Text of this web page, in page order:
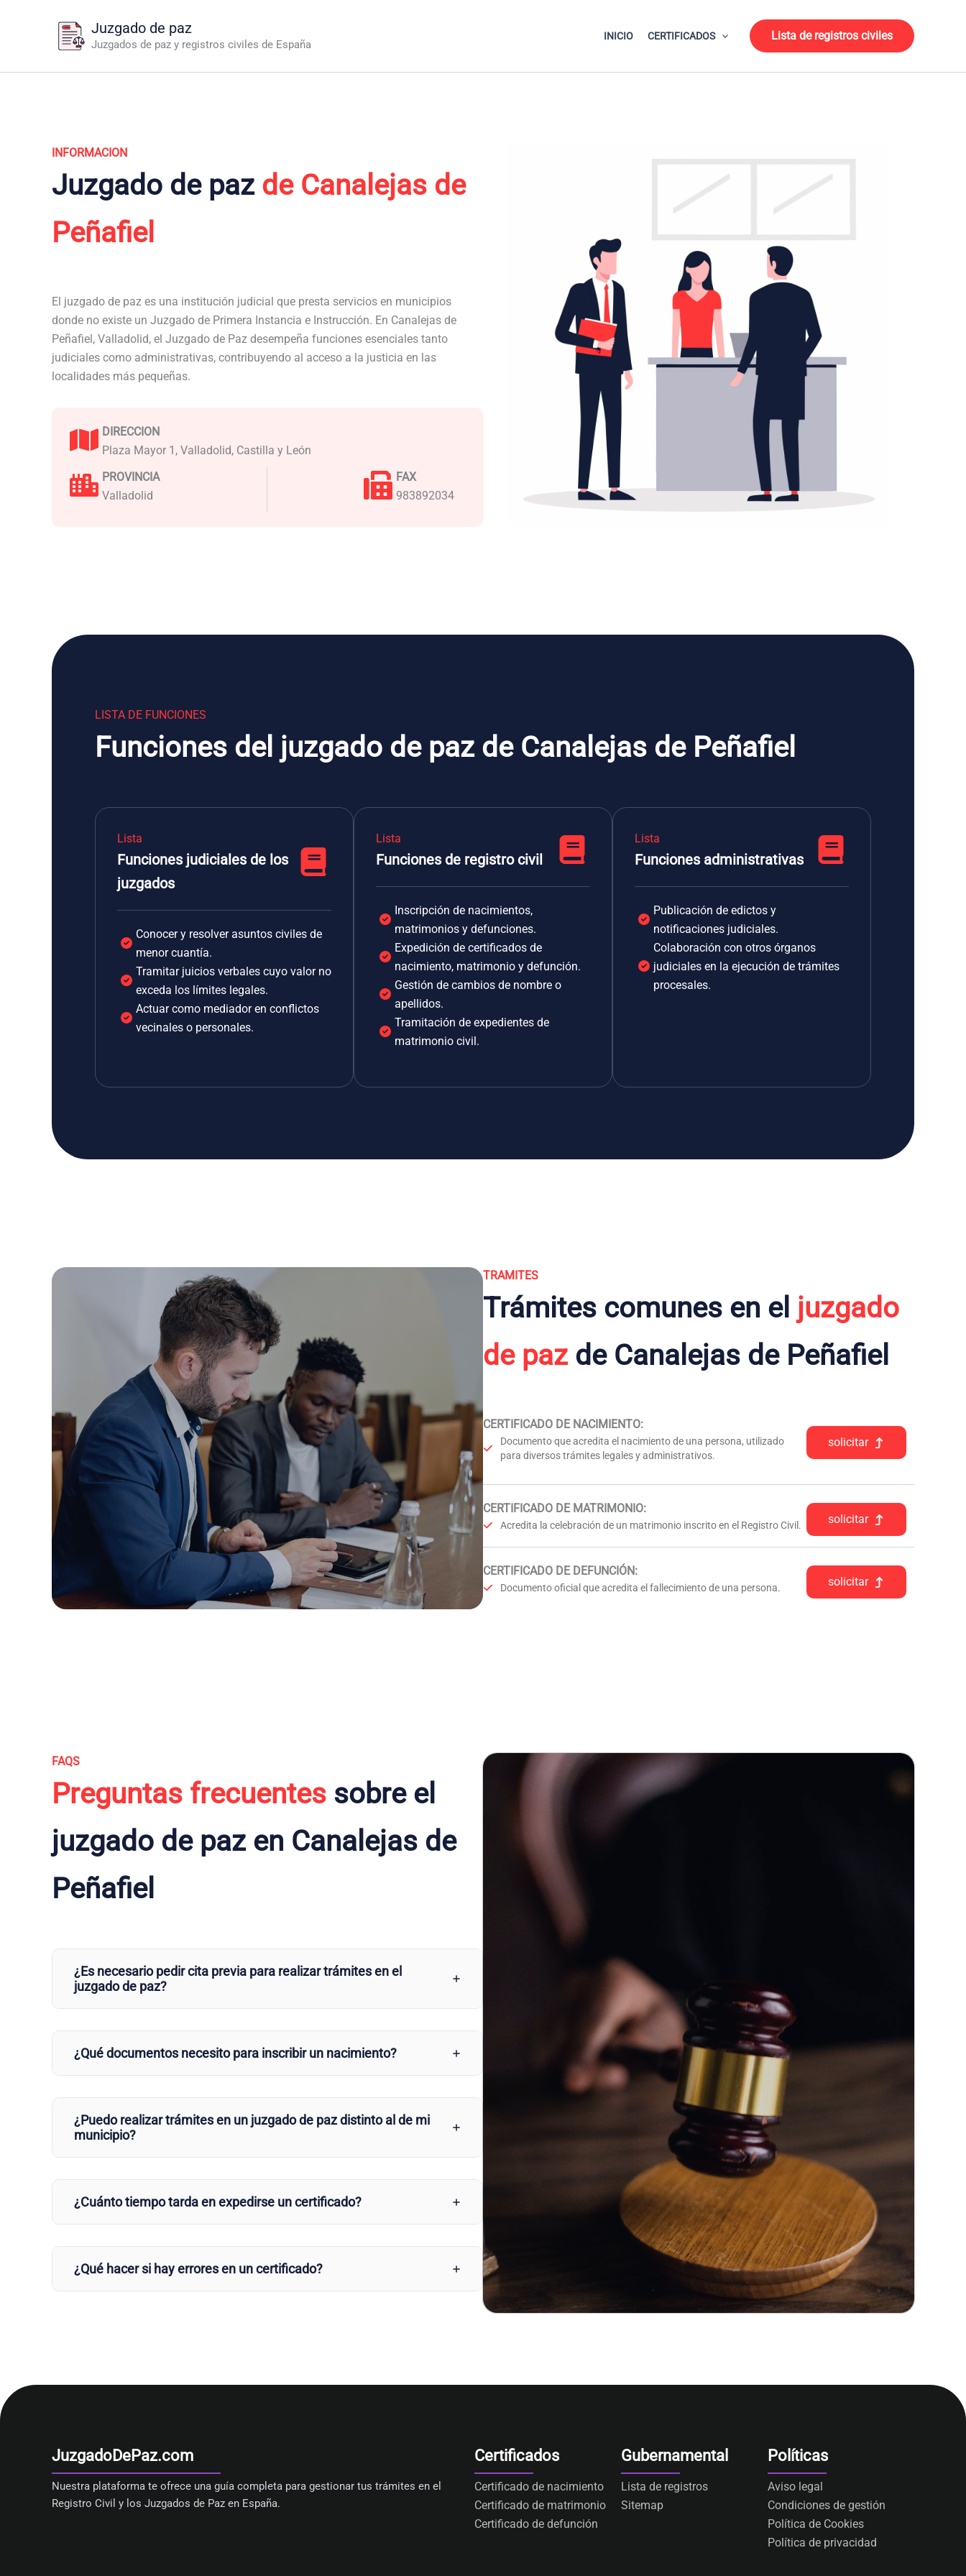
Juzgado de paz
Juzgados de paz y registros civiles de España
INICIO CERTIFICADOS Lista de registros civiles
INFORMACION
Juzgado de paz de Canalejas de
Peñafiel
El juzgado de paz es una institución judicial que presta servicios en municipios
donde no existe un Juzgado de Primera Instancia e Instrucción. En Canalejas de
Peñafiel, Valladolid, el Juzgado de Paz desempeña funciones esenciales tanto
judiciales como administrativas, contribuyendo al acceso a la justicia en las
localidades más pequeñas.
DIRECCION
Plaza Mayor 1, Valladolid, Castilla y León
PROVINCIA
Valladolid
FAX
983892034
LISTA DE FUNCIONES
Funciones del juzgado de paz de Canalejas de Peñafiel
Lista
Funciones judiciales de los
juzgados
Conocer y resolver asuntos civiles de
menor cuantía.
Tramitar juicios verbales cuyo valor no
exceda los límites legales.
Actuar como mediador en conflictos
vecinales o personales.
Lista
Funciones de registro civil
Inscripción de nacimientos,
matrimonios y defunciones.
Expedición de certificados de
nacimiento, matrimonio y defunción.
Gestión de cambios de nombre o
apellidos.
Tramitación de expedientes de
matrimonio civil.
Lista
Funciones administrativas
Publicación de edictos y
notificaciones judiciales.
Colaboración con otros órganos
judiciales en la ejecución de trámites
procesales.
TRAMITES
Trámites comunes en el juzgado
de pazde Canalejas de Peñafiel
CERTIFICADO DE NACIMIENTO:
Documento que acredita el nacimiento de una persona, utilizado
para diversos trámites legales y administrativos.
solicitar
CERTIFICADO DE MATRIMONIO:
Acredita la celebración de un matrimonio inscrito en el Registro Civil. solicitar
CERTIFICADO DE DEFUNCIÓN:
Documento oficial que acredita el fallecimiento de una persona. solicitar
FAQS
Preguntas frecuentes sobre el
juzgado de paz en Canalejas de
Peñafiel
¿Es necesario pedir cita previa para realizar trámites en el
juzgado de paz?
¿Qué documentos necesito para inscribir un nacimiento?
¿Puedo realizar trámites en un juzgado de paz distinto al de mi
municipio?
¿Cuánto tiempo tarda en expedirse un certificado?
¿Qué hacer si hay errores en un certificado?
JuzgadoDePaz.com
Nuestra plataforma te ofrece una guía completa para gestionar tus trámites en el
Registro Civil y los Juzgados de Paz en España.
Certificados
Certificado de nacimiento
Certificado de matrimonio
Certificado de defunción
Gubernamental
Lista de registros
Sitemap
Políticas
Aviso legal
Condiciones de gestión
Política de Cookies
Política de privacidad